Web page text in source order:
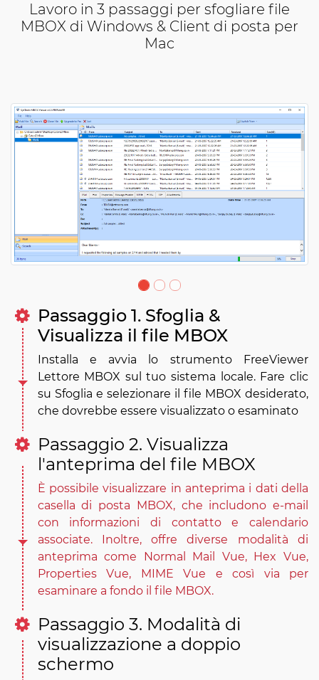
Lavoro in 3 passaggi per sfogliare file
MBOX di Windows & Client di posta per
Mac
Passaggio 1. Sfoglia &
Visualizza il file MBOX
Installa e avvia lo strumento FreeViewer
Lettore MBOX sul tuo sistema locale. Fare clic
su Sfoglia e selezionare il file MBOX desiderato,
che dovrebbe essere visualizzato o esaminato
Passaggio 2. Visualizza
l'anteprima del file MBOX
È possibile visualizzare in anteprima i dati della
casella di posta MBOX, che includono e-mail
con informazioni di contatto e calendario
associate. Inoltre, offre diverse modalità di
anteprima come Normal Mail Vue, Hex Vue,
Properties Vue, MIME Vue e così via per
esaminare a fondo il file MBOX.
Passaggio 3. Modalità di
visualizzazione a doppio
schermo